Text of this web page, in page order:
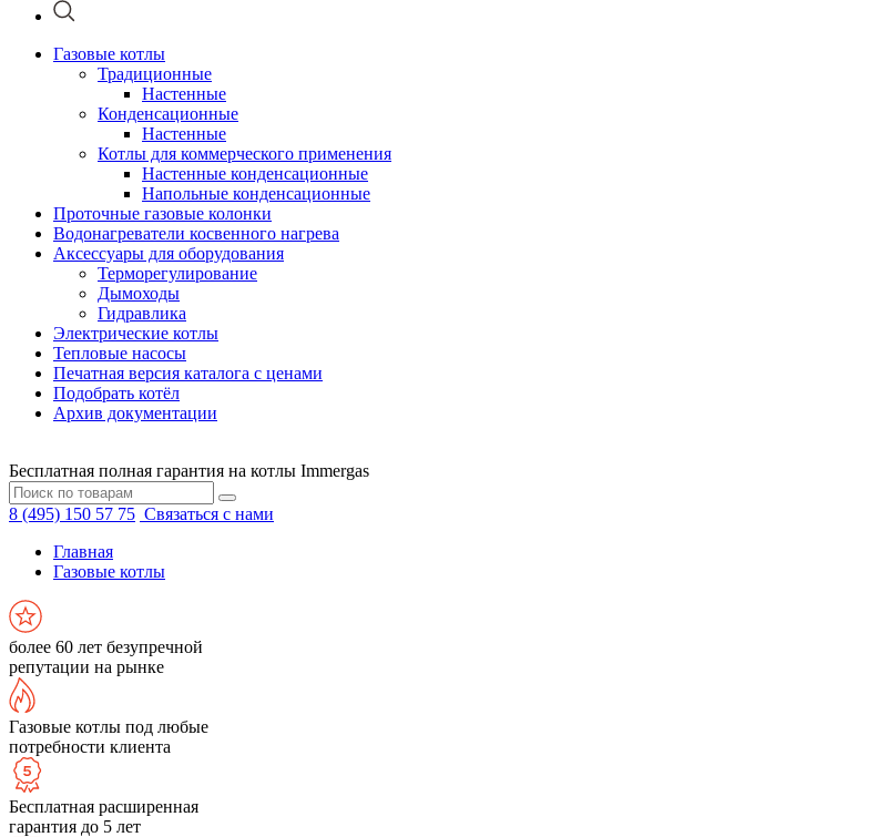
Газовые котлы
Традиционные
Настенные
Конденсационные
Настенные
Котлы для коммерческого применения
Настенные конденсационные
Напольные конденсационные
Проточные газовые колонки
Водонагреватели косвенного нагрева
Аксессуары для оборудования
Терморегулирование
Дымоходы
Гидравлика
Электрические котлы
Тепловые насосы
Печатная версия каталога с ценами
Подобрать котёл
Архив документации
Бесплатная полная гарантия на котлы Immergas
8 (495) 150 57 75 Связаться с нами
Главная
Газовые котлы
более 60 лет безупречной
репутации на рынке
Газовые котлы под любые
потребности клиента
Бесплатная расширенная
гарантия до 5 лет